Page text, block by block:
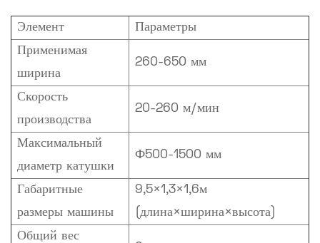
Элемент
Параметры
Применимая
ширина
260-650 мм
Скорость
производства
20-260 м/мин
Максимальный
диаметр катушки
Ф500-1500 мм
Габаритные
размеры машины
9,5×1,3×1,6м
(длина×ширина×высота)
Общий вес